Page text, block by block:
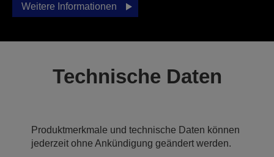
Weitere Informationen
Technische Daten
Produktmerkmale und technische Daten können
jederzeit ohne Ankündigung geändert werden.